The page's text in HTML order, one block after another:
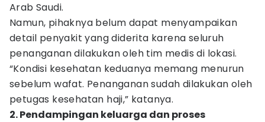
Arab Saudi.
Namun, pihaknya belum dapat menyampaikan
detail penyakit yang diderita karena seluruh
penanganan dilakukan oleh tim medis di lokasi.
“Kondisi kesehatan keduanya memang menurun
sebelum wafat. Penanganan sudah dilakukan oleh
petugas kesehatan haji,” katanya.
2. Pendampingan keluarga dan proses